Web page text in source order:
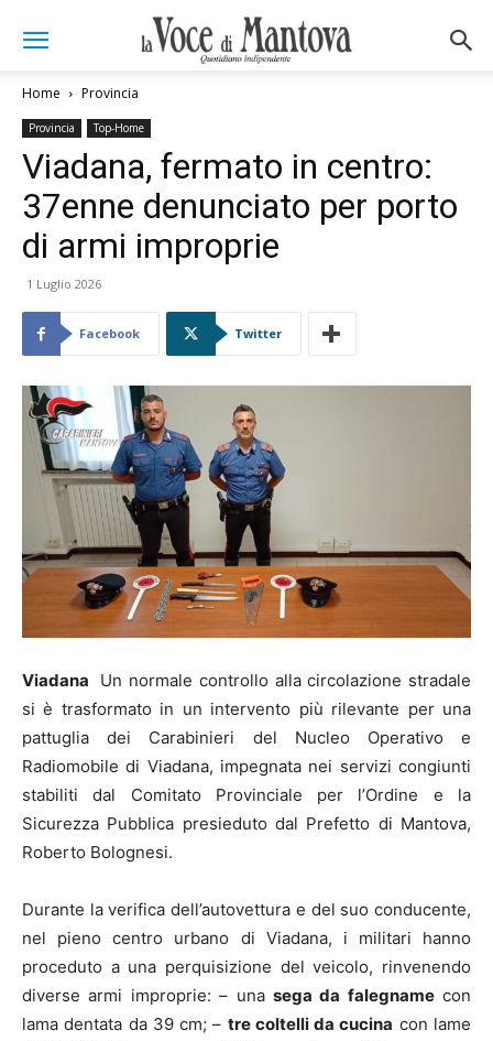
Home Provincia
Provincia Top-Home
Viadana, fermato in centro:
37enne denunciato per porto
di armi improprie
1 Luglio 2026
Facebook Twitter
Viadana
Un normale controllo alla circolazione stradale
si è trasformato in un intervento più rilevante per una
pattuglia dei Carabinieri del Nucleo Operativo e
Radiomobile di Viadana, impegnata nei servizi congiunti
stabiliti dal Comitato Provinciale per l’Ordine e la
Sicurezza Pubblica presieduto dal Prefetto di Mantova,
Roberto Bolognesi.
Durante la verifica dell’autovettura e del suo conducente,
nel pieno centro urbano di Viadana, i militari hanno
proceduto a una perquisizione del veicolo, rinvenendo
diverse armi improprie: – una sega da falegnamecon
lama dentata da 39 cm; – tre coltelli da cucina con lame